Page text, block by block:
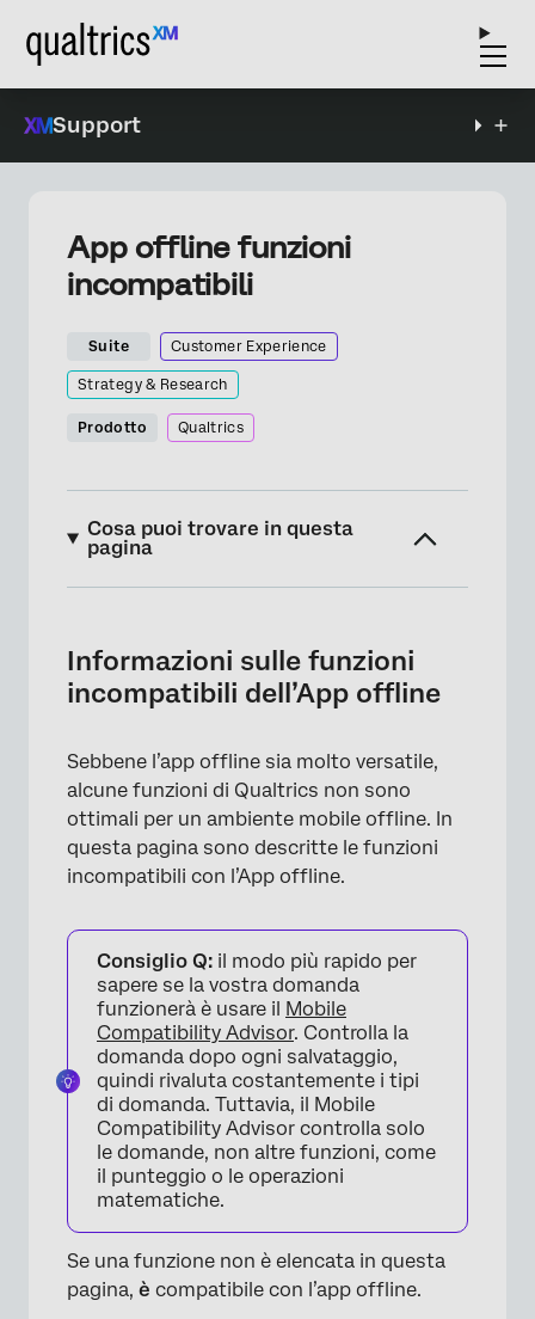
Support
App offline funzioni
incompatibili
Suite Customer Experience
Strategy & Research
Prodotto Qualtrics
Cosa puoi trovare in questa
pagina
Tipi di domande
Elementi del flusso del sondaggio
Tipi di logica
Aspetto
Tipi di Testo TRASFERITO
Progetti
Contatti
Funzionalità uniche
FAQs
Informazioni sulle funzioni
incompatibili dell’App offline
Sebbene l’app offline sia molto versatile,
alcune funzioni di Qualtrics non sono
ottimali per un ambiente mobile offline. In
questa pagina sono descritte le funzioni
incompatibili con l’App offline.
Consiglio Q: il modo più rapido per
sapere se la vostra domanda
funzionerà è usare il Mobile
Compatibility Advisor. Controlla la
domanda dopo ogni salvataggio,
quindi rivaluta costantemente i tipi
di domanda. Tuttavia, il Mobile
Compatibility Advisor controlla solo
le domande, non altre funzioni, come
il punteggio o le operazioni
matematiche.
Se una funzione non è elencata in questa
pagina, è compatibile con l’app offline.